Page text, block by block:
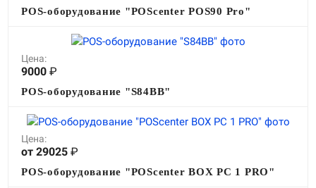
POS-оборудование "POScenter POS90 Pro"
Цена:
9000 ₽
POS-оборудование "S84BB"
Цена:
от 29025 ₽
POS-оборудование "POScenter BOX PC 1 PRO"